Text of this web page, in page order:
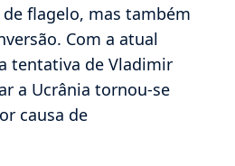
de flagelo, mas também
Com a atual
tentativa de Vladimir
a Ucrânia tornou-se
causa de